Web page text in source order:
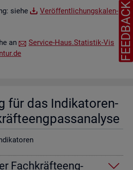
siehe
Ver­öf­fent­li­chungs­ka­len­
an
Ser­vice-Haus.​Statistik-​Vis​
für das In­di­ka­to­ren­
Fach­kräf­te­eng­
FEEDBACK